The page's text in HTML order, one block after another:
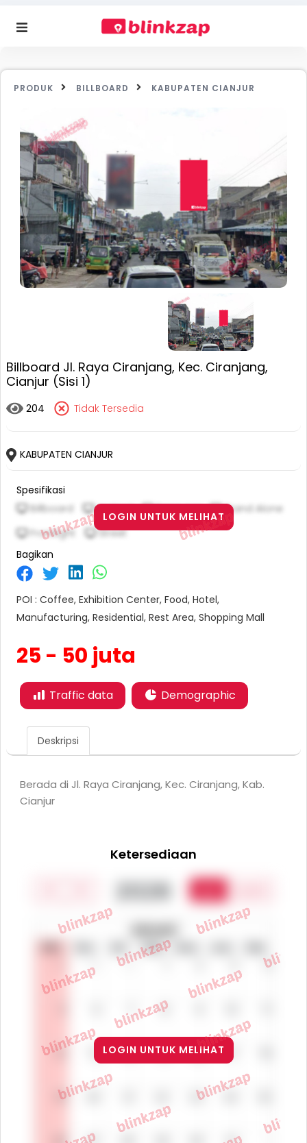
PRODUK BILLBOARD KABUPATEN CIANJUR
Billboard Jl. Raya Ciranjang, Kec. Ciranjang,
Cianjur (Sisi 1)
204 Tidak Tersedia
KABUPATEN CIANJUR
Spesifikasi
Billboard
Vertical
Stand Alone
Frontlight
Street
LOGIN UNTUK MELIHAT
Bagikan
POI : Coffee, Exhibition Center, Food, Hotel,
Manufacturing, Residential, Rest Area, Shopping Mall
25 - 50 juta
Traffic data Demographic
Deskripsi
Berada di Jl. Raya Ciranjang, Kec. Ciranjang, Kab.
Cianjur
Ketersediaan
LOGIN UNTUK MELIHAT